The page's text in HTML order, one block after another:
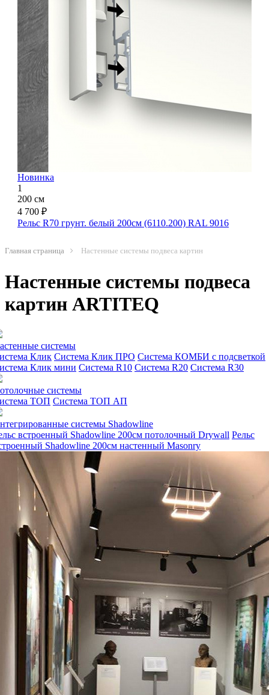
Новинка
1
200 см
4 700 ₽
Рельс R70 грунт. белый 200см (6110.200) RAL 9016
Главная страница Настенные системы подвеса картин
Настенные системы подвеса
картин ARTITEQ
системы
Клик Система Клик ПРО Система КОМБИ с подсветкой
Клик мини Система R10 Система R20 Система R30
системы
ТОП Система ТОП АП
системы Shadowline
встроенный Shadowline 200см потолочный Drywall Рельс
Shadowline 200см настенный Masonry